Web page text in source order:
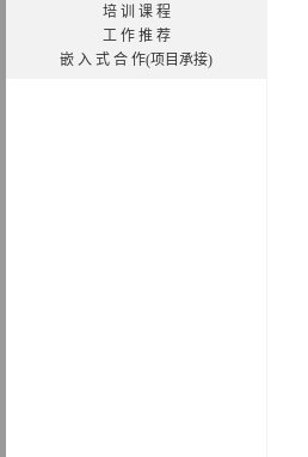
培 训 课 程
工 作 推 荐
嵌 入 式 合 作(项目承接)